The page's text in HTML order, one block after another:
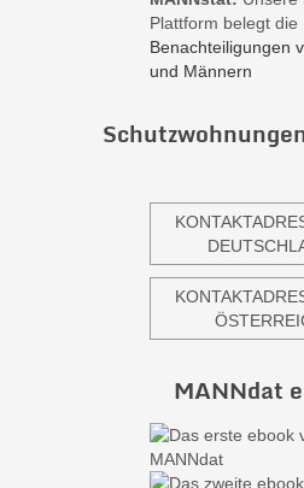
Plattform belegt die
Benachteiligungen
und Männern
MANNdat